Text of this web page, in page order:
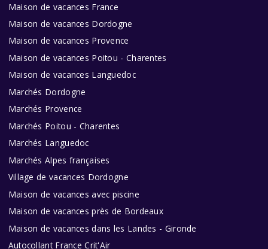
Maison de vacances France
Maison de vacances Dordogne
Maison de vacances Provence
Maison de vacances Poitou - Charentes
Maison de vacances Languedoc
Marchés Dordogne
Marchés Provence
Marchés Poitou - Charentes
Marchés Languedoc
Marchés Alpes françaises
Village de vacances Dordogne
Maison de vacances avec piscine
Maison de vacances près de Bordeaux
Maison de vacances dans les Landes - Gironde
Autocollant France Crit'Air